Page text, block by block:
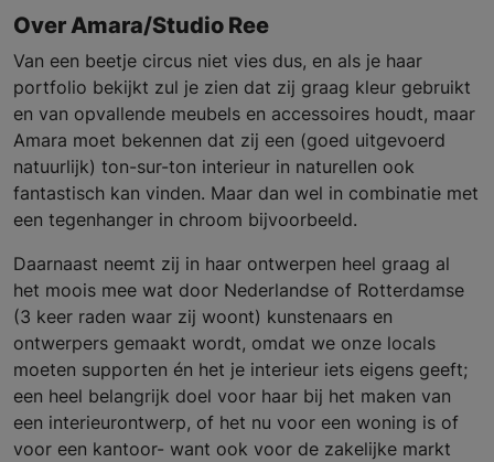
Over Amara/Studio Ree
Van een beetje circus niet vies dus, en als je haar
portfolio bekijkt zul je zien dat zij graag kleur gebruikt
en van opvallende meubels en accessoires houdt, maar
Amara moet bekennen dat zij een (goed uitgevoerd
natuurlijk) ton-sur-ton interieur in naturellen ook
fantastisch kan vinden. Maar dan wel in combinatie met
een tegenhanger in chroom bijvoorbeeld.
Daarnaast neemt zij in haar ontwerpen heel graag al
het moois mee wat door Nederlandse of Rotterdamse
(3 keer raden waar zij woont) kunstenaars en
ontwerpers gemaakt wordt, omdat we onze locals
moeten supporten én het je interieur iets eigens geeft;
een heel belangrijk doel voor haar bij het maken van
een interieurontwerp, of het nu voor een woning is of
voor een kantoor- want ook voor de zakelijke markt